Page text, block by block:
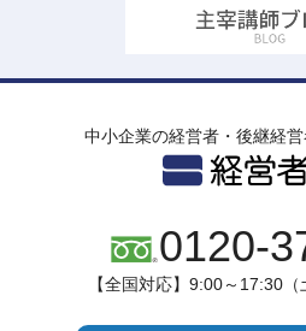
中小企業の経営者・後継経
0120-
【全国対応】9:00～17:30（